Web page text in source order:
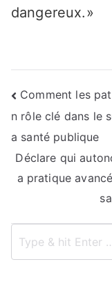
dangereux.»
de
l’article
Comment les
n rôle clé dans le
a santé publique
Déclare qui
a pratique